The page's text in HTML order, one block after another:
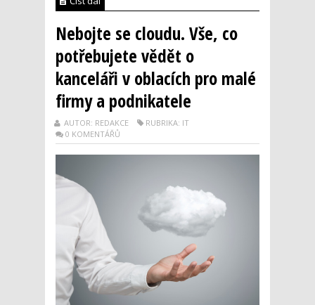
Nebojte se cloudu. Vše, co
potřebujete vědět o
kanceláři v oblacích pro malé
firmy a podnikatele
AUTOR: REDAKCE
RUBRIKA: IT
0 KOMENTÁŘŮ